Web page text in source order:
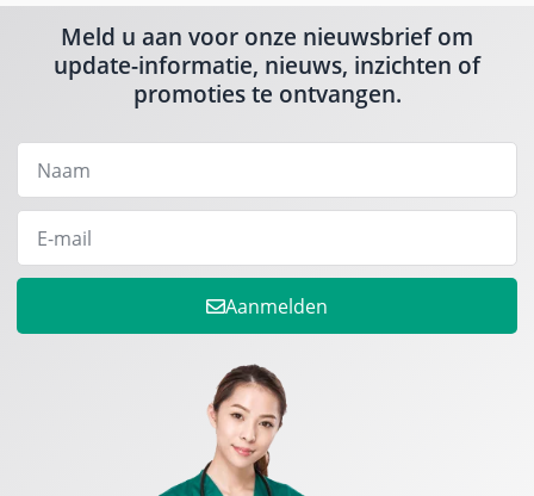
Meld u aan voor onze nieuwsbrief om
update-informatie, nieuws, inzichten of
promoties te ontvangen.
Aanmelden